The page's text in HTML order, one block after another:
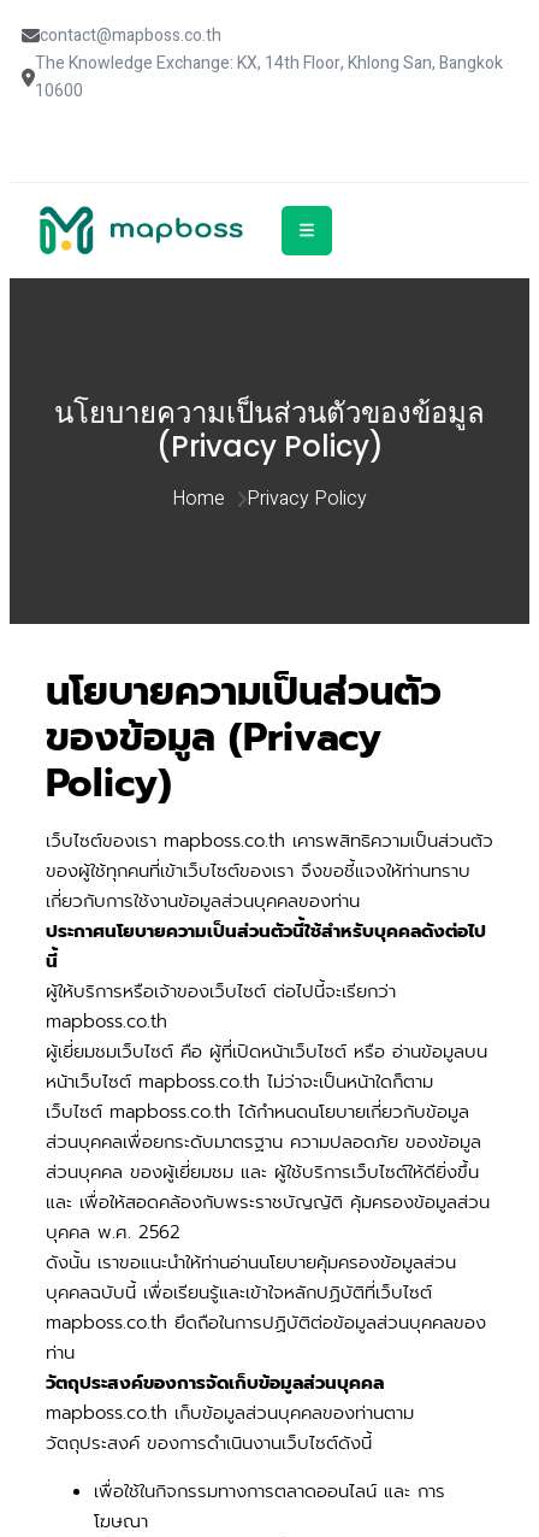
contact@mapboss.co.th
The Knowledge Exchange: KX, 14th Floor, Khlong San, Bangkok
10600
นโยบายความเป็นส่วนตัวของข้อมูล
(Privacy Policy)
Home Privacy Policy
นโยบายความเป็นส่วนตัว
ของข้อมูล (Privacy
Policy)
เว็บไซต์ของเรา mapboss.co.th เคารพสิทธิความเป็นส่วนตัว
ของผู้ใช้ทุกคนที่เข้าเว็บไซต์ของเรา จึงขอชี้แจงให้ท่านทราบ
เกี่ยวกับการใช้งานข้อมูลส่วนบุคคลของท่าน
ประกาศนโยบายความเป็นส่วนตัวนี้ใช้สำหรับบุคคลดังต่อไป
นี้
ผู้ให้บริการหรือเจ้าของเว็บไซต์ ต่อไปนี้จะเรียกว่า
mapboss.co.th
ผู้เยี่ยมชมเว็บไซต์ คือ ผู้ที่เปิดหน้าเว็บไซต์ หรือ อ่านข้อมูลบน
หน้าเว็บไซต์ mapboss.co.th ไม่ว่าจะเป็นหน้าใดก็ตาม
เว็บไซต์ mapboss.co.th ได้กำหนดนโยบายเกี่ยวกับข้อมูล
ส่วนบุคคลเพื่อยกระดับมาตรฐาน ความปลอดภัย ของข้อมูล
ส่วนบุคคล ของผู้เยี่ยมชม และ ผู้ใช้บริการเว็บไซต์ให้ดียิ่งขึ้น
และ เพื่อให้สอดคล้องกับพระราชบัญญัติ คุ้มครองข้อมูลส่วน
บุคคล พ.ศ. 2562
ดังนั้น เราขอแนะนำให้ท่านอ่านนโยบายคุ้มครองข้อมูลส่วน
บุคคลฉบับนี้ เพื่อเรียนรู้และเข้าใจหลักปฏิบัติที่เว็บไซต์
mapboss.co.th ยึดถือในการปฏิบัติต่อข้อมูลส่วนบุคคลของ
ท่าน
วัตถุประสงค์ของการจัดเก็บข้อมูลส่วนบุคคล
mapboss.co.th เก็บข้อมูลส่วนบุคคลของท่านตาม
วัตถุประสงค์ ของการดำเนินงานเว็บไซต์ดังนี้
เพื่อใช้ในกิจกรรมทางการตลาดออนไลน์ และ การ
โฆษณา